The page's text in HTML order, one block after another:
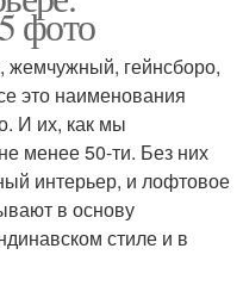
фото
жемчужный, гейнсборо,
это наименования
И их, как мы
менее 50-ти. Без них
интерьер, и лофтовое
в основу
стиле и в